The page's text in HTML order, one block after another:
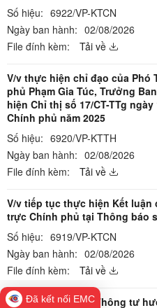
Số hiệu: 6922/VP-KTCN
Ngày ban hành: 02/08/2026
File đính kèm:
Tải về
V/v thực hiện chỉ đạo của
phủ Phạm Gia Túc, Trưởng
hiện Chỉ thị số 17/CT-TTg
Chính phủ năm 2025
Số hiệu: 6920/VP-KTTH
Ngày ban hành: 02/08/2026
File đính kèm:
Tải về
V/v tiếp tục thực hiện Kết
trực Chính phủ tại Thông báo
Số hiệu: 6919/VP-KTCN
Ngày ban hành: 02/08/2026
File đính kèm:
Tải về
V/v góp ý dự thảo Thông tư
Đã kết nối EMC